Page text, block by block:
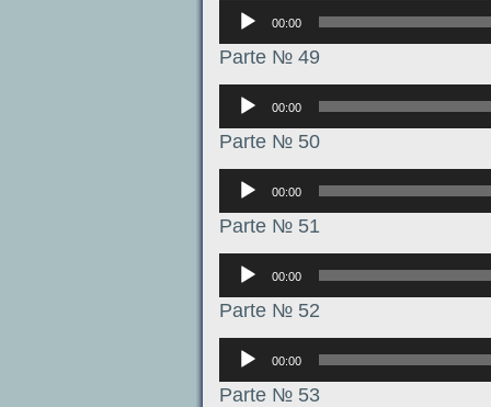
Аудиоплеер
00:00
Parte № 49
Аудиоплеер
00:00
Parte № 50
Аудиоплеер
00:00
Parte № 51
Аудиоплеер
00:00
Parte № 52
Аудиоплеер
00:00
Parte № 53